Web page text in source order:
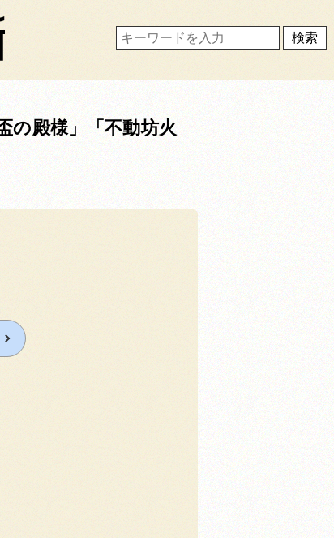
の殿様」「不動坊火